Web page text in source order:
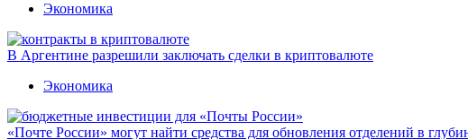
Экономика
В Аргентине разрешили заключать сделки в криптовалюте
Экономика
«Почте России» могут найти средства для обновления отделений в